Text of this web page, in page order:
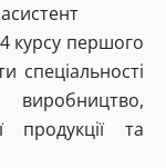
курсу першого
спеціальності
продукції та